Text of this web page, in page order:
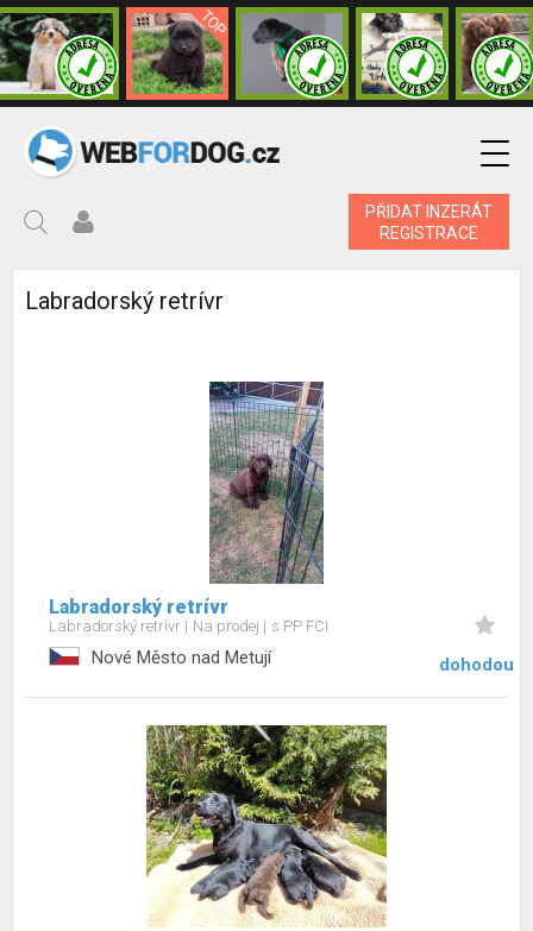
PŘIDAT INZERÁT
REGISTRACE
Labradorský retrívr
Labradorský retrívr
Labradorský retrívr Na prodej s PP FCI
Nové Město nad Metují dohodou